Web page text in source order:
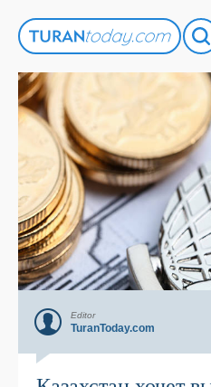
Editor
TuranToday.com